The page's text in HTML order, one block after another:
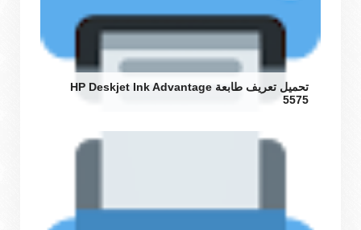
تحميل تعريف طابعة HP Deskjet Ink Advantage
5575